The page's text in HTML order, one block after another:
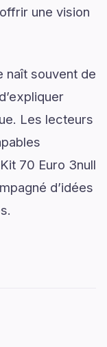
une vision
naît souvent de
Les lecteurs
70 Euro 3null
d’idées